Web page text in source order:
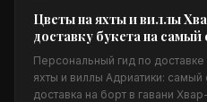
Цветы на яхты и виллы
доставку букета на
Адриатики
Персональный гид по
яхты и виллы Адриатики:
доставка на борт в гавани